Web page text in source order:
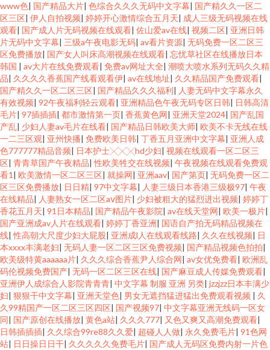
www色| 国产精品大片| 色综合久久久无码中文字幕| 国产精久久一区二
区三区| 伊人自拍视频| 婷婷开心激情综合五月天| 成人三级无码视频在线
观看| 国产成人片无码视频在线观看| 佐山爱av在线| 视频二区| 亚洲日韩
片无码中文字幕| 三级a午夜电影无码| av看片资源| 无码免费一区二区三
区免费播放| 国产女人叫床高潮视频在线观看| 忘忧草社区在线播放日本
韩国 | av大片在线免费观看| 免费av网址大全| 潮喷大喷水系列无码久久精
品| 久久久久香蕉国产线看观看伊| av在线地址| 久久精品国产免费观看|
国产精久久一区二区三区| 国产精品久久久福利| 人妻无码中文字幕永久
有效视频| 92午夜福利轻云观看| 亚洲精品色午夜无码专区日韩| 日韩高清
毛片| 97插插插| 都市激情第一页| 香蕉黄色网| 亚洲天堂2024| 国产乱国
产乱| 少妇人妻av毛片在线看| 国产精品日韩欧美大师| 欧美不卡无线在线
一二三区观| 亚州快播| 免费欧美日韩| 丁香五月亚洲中文字幕| 亚洲人成
色777777精品音频| 日本护士╳╳╳hd少妇| 视频在线观看一区二区三
区| 青青草国产午夜精品|性欧美牲交在线视频| 午夜视频在线观看免费观
看1 | 欧美激情一区二区三区| 就操网| 亚洲aav| 国产第页| 无码免费一区二
区三区免费播放| 日日精| 97中文字幕| 人妻三级日本香港三级极97| 午夜
在线精品| 人妻熟女一区二区aⅴ图片| 少妇被粗大的猛烈进出视频| 婷婷丁
香花五月天| 91日本精品| 国产精品午夜影院| av在线天堂网| 欧美一极片|
国产亚洲成av人片在线观看| 婷婷丁香亚洲| 国语自产拍无码精品视频在
线|性高朝大尺度少妇大屁股| 亚洲成l人在线观看线路| 久久在线视频| 日
本xxxx丰满老妇| 无码人妻一区二区三区免费视频| 国产精品视频色拍拍|
欧美级特黄aaaaaa片| 久久久综合香蕉尹人综合网| av女优免费看| 欧洲乱
码伦视频免费国产| 无码一区二区三区在线| 国产麻豆成人传媒免费观看|
亚洲伊人成综合人影院青青青| 中文字幕 制服 亚洲 另类| jzzjzz日本丰满少
妇| 狠狠干中文字幕| 亚洲天堂色| 男女无遮挡猛进猛出免费观看视频 | 久
久99精国产一区二区三区四区| 国产视频97| 中文字幕亚洲无线码一区女
同| 国产原创在线播放| 黄色a站| 久久久777| 又色又爽又高潮免费观看|
日韩插插插| 久久综合99re88久久爱| 超碰人人做| 永久免费毛片| 91色网
站| 日日操日日干| 久久久久久免费毛片| 国产成人无码区免费内射一片色